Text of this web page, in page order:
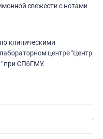
свежести с нотами
клиническими
центре "Центр
при СПбГМУ.